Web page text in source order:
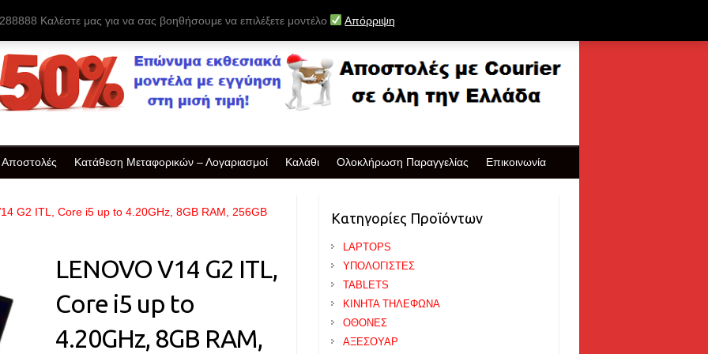
Καλέστε μας για να σας βοηθήσουμε να επιλέξετε μοντέλο Απόρριψη
Αποστολές Κατάθεση Μεταφορικών – Λογαριασμοί Καλάθι Ολοκλήρωση Παραγγελίας Επικοινωνία
G2 ITL, Core i5 up to 4.20GHz, 8GB RAM, 256GB
LENOVO V14 G2 ITL,
Core i5 up to
4.20GHz, 8GB RAM,
Κατηγορίες Προϊόντων
LAPTOPS
ΥΠΟΛΟΓΙΣΤΕΣ
TABLETS
ΚΙΝΗΤΑ ΤΗΛΕΦΩΝΑ
ΟΘΟΝΕΣ
ΑΞΕΣΟΥΑΡ